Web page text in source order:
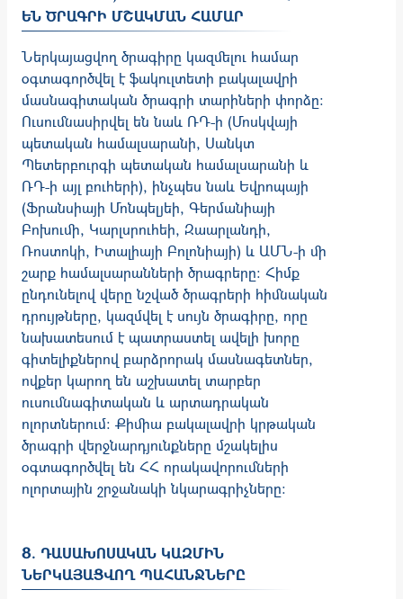
Ն ԾՐԱԳՐԻ ՄՇԱԿՄԱՆ ՀԱՄԱՐ
Ներկայացվող ծրագիրը կազմելու համար
օգտագործվել է ֆակուլտետի բակալավրի
մասնագիտական ծրագրի տարիների փորձը:
Ուսումնասիրվել են նաև ՌԴ-ի (Մոսկվայի
պետական համալսարանի, Սանկտ
Պետերբուրգի պետական համալսարանի և
ՌԴ-ի այլ բուհերի), ինչպես նաև Եվրոպայի
(Ֆրանսիայի Մոնպելյեի, Գերմանիայի
Բոխումի, Կարլսրուհեի, Զաարլանդի,
Ռոստոկի, Իտալիայի Բոլոնիայի) և ԱՄՆ-ի մի
շարք համալսարանների ծրագրերը: Հիմք
ընդունելով վերը նշված ծրագրերի հիմնական
դրույթները, կազմվել է սույն ծրագիրը, որը
նախատեսում է պատրաստել ավելի խորը
գիտելիքներով բարձրորակ մասնագետներ,
ովքեր կարող են աշխատել տարբեր
ուսումնագիտական և արտադրական
ոլորտներում: Քիմիա բակալավրի կրթական
ծրագրի վերջնարդյունքները մշակելիս
օգտագործվել են ՀՀ որակավորումների
ոլորտային շրջանակի նկարագրիչները:
8. ԴԱՍԱԽՈՍԱԿԱՆ ԿԱԶՄԻՆ
ՆԵՐԿԱՅԱՑՎՈՂ ՊԱՀԱՆՋՆԵՐԸ